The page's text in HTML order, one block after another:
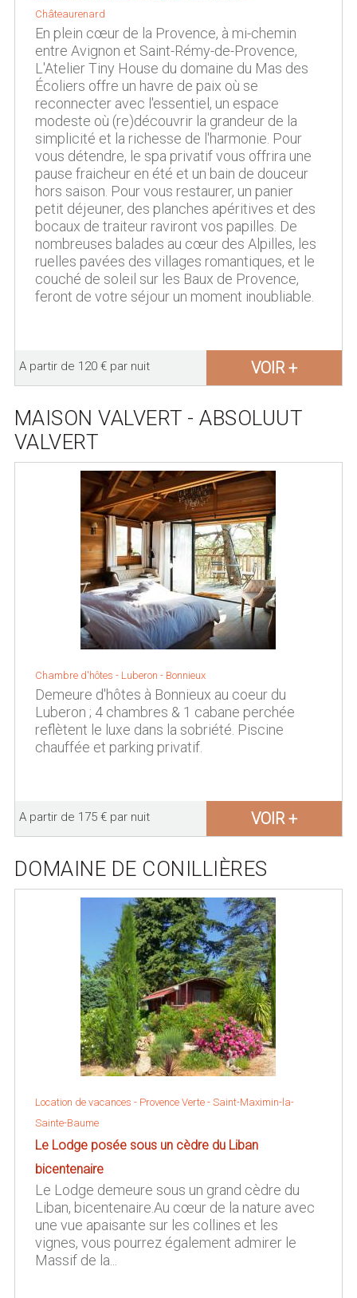
Châteaurenard
En plein cœur de la Provence, à mi-chemin
entre Avignon et Saint-Rémy-de-Provence,
L'Atelier Tiny House du domaine du Mas des
Écoliers offre un havre de paix où se
reconnecter avec l'essentiel, un espace
modeste où (re)découvrir la grandeur de la
simplicité et la richesse de l'harmonie. Pour
vous détendre, le spa privatif vous offrira une
pause fraicheur en été et un bain de douceur
hors saison. Pour vous restaurer, un panier
petit déjeuner, des planches apéritives et des
bocaux de traiteur raviront vos papilles. De
nombreuses balades au cœur des Alpilles, les
ruelles pavées des villages romantiques, et le
couché de soleil sur les Baux de Provence,
feront de votre séjour un moment inoubliable.
A partir de 120 € par nuit VOIR +
MAISON VALVERT - ABSOLUUT
VALVERT
Chambre d'hôtes - Luberon - Bonnieux
Demeure d'hôtes à Bonnieux au coeur du
Luberon ; 4 chambres & 1 cabane perchée
reflètent le luxe dans la sobriété. Piscine
chauffée et parking privatif.
A partir de 175 € par nuit VOIR +
DOMAINE DE CONILLIÈRES
Location de vacances - Provence Verte - Saint-Maximin-la-
Sainte-Baume
Le Lodge posée sous un cèdre du Liban
bicentenaire
Le Lodge demeure sous un grand cèdre du
Liban, bicentenaire.Au cœur de la nature avec
une vue apaisante sur les collines et les
vignes, vous pourrez également admirer le
Massif de la...